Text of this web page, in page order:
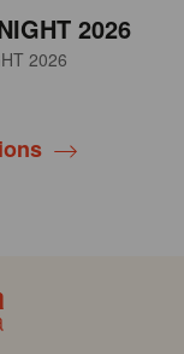
2026
2026